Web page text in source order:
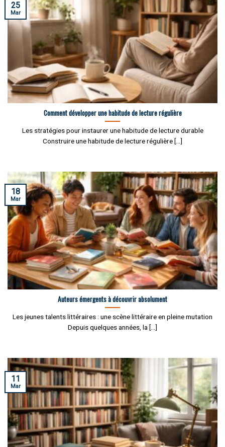
Comment développer une habitude de lecture régulière
Les stratégies pour instaurer une habitude de lecture durable
Construire une habitude de lecture régulière [...]
25
Mar
Auteurs émergents à découvrir absolument
Les jeunes talents littéraires : une scène littéraire en pleine mutation
Depuis quelques années, la [...]
18
Mar
11
Mar